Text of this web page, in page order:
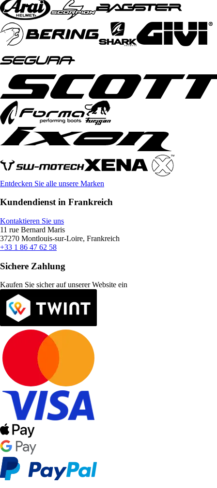
Entdecken Sie alle unsere Marken
Kundendienst in Frankreich
Kontaktieren Sie uns
11 rue Bernard Maris
37270 Montlouis-sur-Loire, Frankreich
+33 1 86 47 62 58
Sichere Zahlung
Kaufen Sie sicher auf unserer Website ein